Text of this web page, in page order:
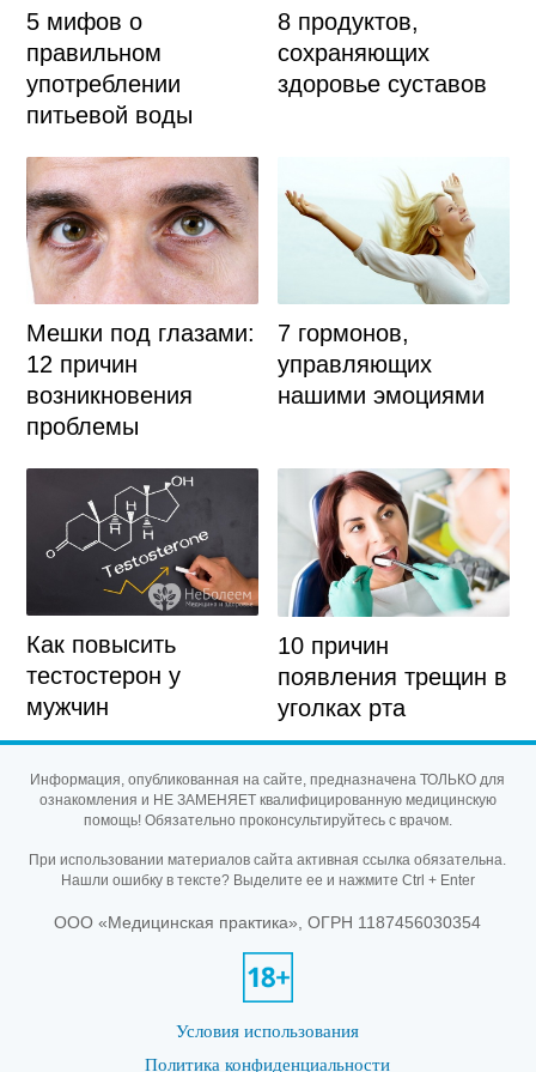
5 мифов о
правильном
употреблении
питьевой воды
8 продуктов,
сохраняющих
здоровье суставов
Мешки под глазами:
12 причин
возникновения
проблемы
7 гормонов,
управляющих
нашими эмоциями
Как повысить
тестостерон у
мужчин
10 причин
появления трещин в
уголках рта
Информация, опубликованная на сайте, предназначена ТОЛЬКО для
ознакомления и НЕ ЗАМЕНЯЕТ квалифицированную медицинскую
помощь! Обязательно проконсультируйтесь с врачом.
При использовании материалов сайта активная ссылка обязательна.
Нашли ошибку в тексте? Выделите ее и нажмите Ctrl + Enter
ООО «Медицинская практика», ОГРН 1187456030354
Условия использования
Политика конфиденциальности